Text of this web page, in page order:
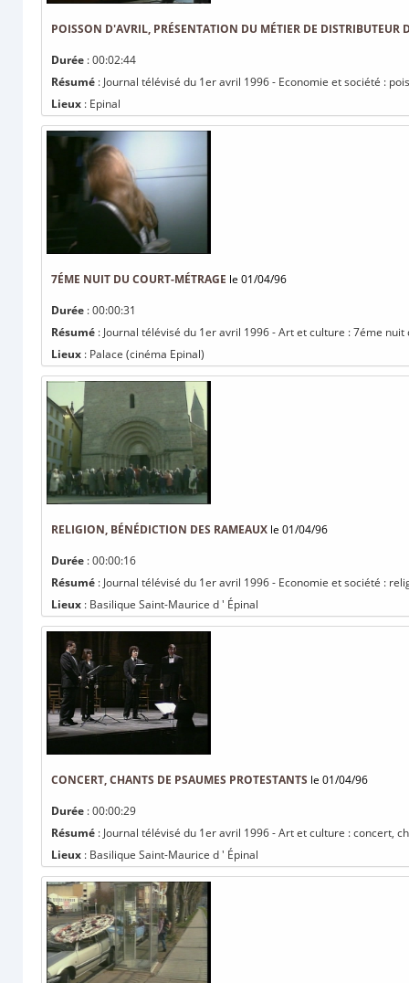
POISSON D'AVRIL, PRÉSENTATION DU MÉTIER DE DISTRIBUTEUR
Durée : 00:02:44
Résumé : Journal télévisé du 1er avril 1996 - Economie et société :
Lieux : Epinal
7ÉME NUIT DU COURT-MÉTRAGE le 01/04/96
Durée : 00:00:31
Résumé : Journal télévisé du 1er avril 1996 - Art et culture : 7éme
Lieux : Palace (cinéma Epinal)
RELIGION, BÉNÉDICTION DES RAMEAUX le 01/04/96
Durée : 00:00:16
Résumé : Journal télévisé du 1er avril 1996 - Economie et société :
Lieux : Basilique Saint-Maurice d ' Épinal
CONCERT, CHANTS DE PSAUMES PROTESTANTS le 01/04/96
Durée : 00:00:29
Résumé : Journal télévisé du 1er avril 1996 - Art et culture : concert,
Lieux : Basilique Saint-Maurice d ' Épinal